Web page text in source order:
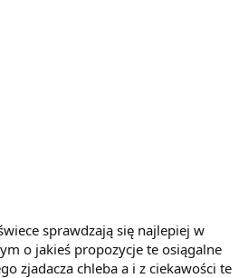
sprawdzają się najlepiej w
o jakieś propozycje te osiągalne
zjadacza chleba a i z ciekawości te